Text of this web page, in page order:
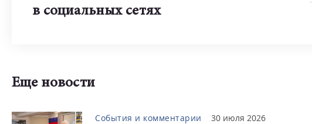
в социальных сетях
Еще новости
События и комментарии 30 июля 2026